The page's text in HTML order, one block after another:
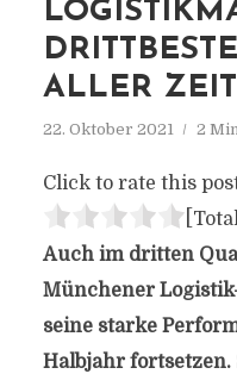
ALLER
22. Oktober 2021 2
Click to rate this
Auch im dritten
Münchener
seine starke
Halbjahr fortsetzen.